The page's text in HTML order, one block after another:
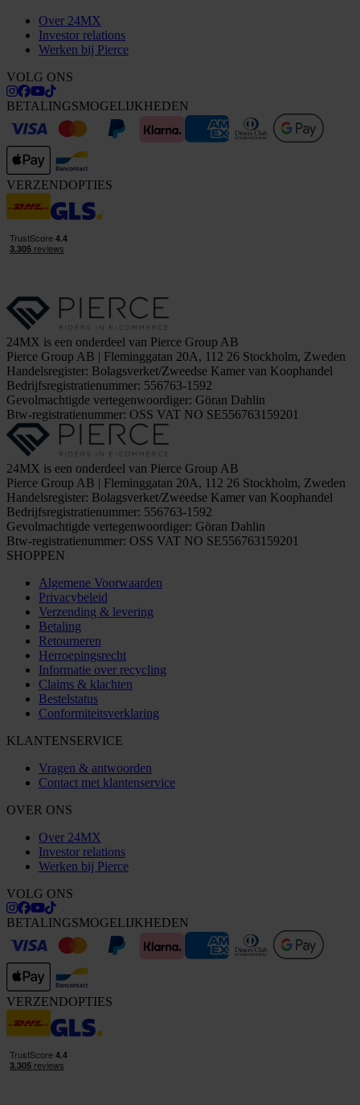
Over 24MX
Investor relations
Werken bij Pierce
VOLG ONS
BETALINGSMOGELIJKHEDEN
VERZENDOPTIES
24MX is een onderdeel van Pierce Group AB
Pierce Group AB | Fleminggatan 20A, 112 26 Stockholm, Zweden
Handelsregister: Bolagsverket/Zweedse Kamer van Koophandel
Bedrijfsregistratienummer: 556763-1592
Gevolmachtigde vertegenwoordiger: Göran Dahlin
Btw-registratienummer: OSS VAT NO SE556763159201
24MX is een onderdeel van Pierce Group AB
Pierce Group AB | Fleminggatan 20A, 112 26 Stockholm, Zweden
Handelsregister: Bolagsverket/Zweedse Kamer van Koophandel
Bedrijfsregistratienummer: 556763-1592
Gevolmachtigde vertegenwoordiger: Göran Dahlin
Btw-registratienummer: OSS VAT NO SE556763159201
SHOPPEN
Algemene Voorwaarden
Privacybeleid
Verzending & levering
Betaling
Retourneren
Herroepingsrecht
Informatie over recycling
Claims & klachten
Bestelstatus
Conformiteitsverklaring
KLANTENSERVICE
Vragen & antwoorden
Contact met klantenservice
OVER ONS
Over 24MX
Investor relations
Werken bij Pierce
VOLG ONS
BETALINGSMOGELIJKHEDEN
VERZENDOPTIES